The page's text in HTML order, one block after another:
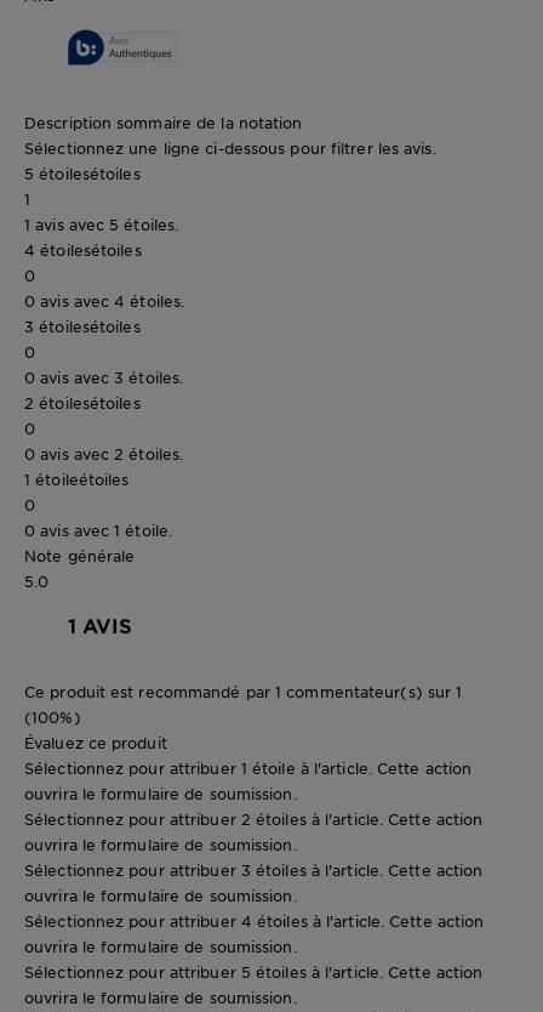
Description sommaire de la notation
Sélectionnez une ligne ci-dessous pour filtrer les avis.
5 étoilesétoiles
1
1 avis avec 5 étoiles.
4 étoilesétoiles
0
0 avis avec 4 étoiles.
3 étoilesétoiles
0
0 avis avec 3 étoiles.
2 étoilesétoiles
0
0 avis avec 2 étoiles.
1 étoileétoiles
0
0 avis avec 1 étoile.
Note générale
5.0
1 AVIS
Ce produit est recommandé par 1 commentateur(s) sur 1
(100%)
Évaluez ce produit
Sélectionnez pour attribuer 1 étoile à l'article. Cette action
ouvrira le formulaire de soumission.
Sélectionnez pour attribuer 2 étoiles à l'article. Cette action
ouvrira le formulaire de soumission.
Sélectionnez pour attribuer 3 étoiles à l'article. Cette action
ouvrira le formulaire de soumission.
Sélectionnez pour attribuer 4 étoiles à l'article. Cette action
ouvrira le formulaire de soumission.
Sélectionnez pour attribuer 5 étoiles à l'article. Cette action
ouvrira le formulaire de soumission.